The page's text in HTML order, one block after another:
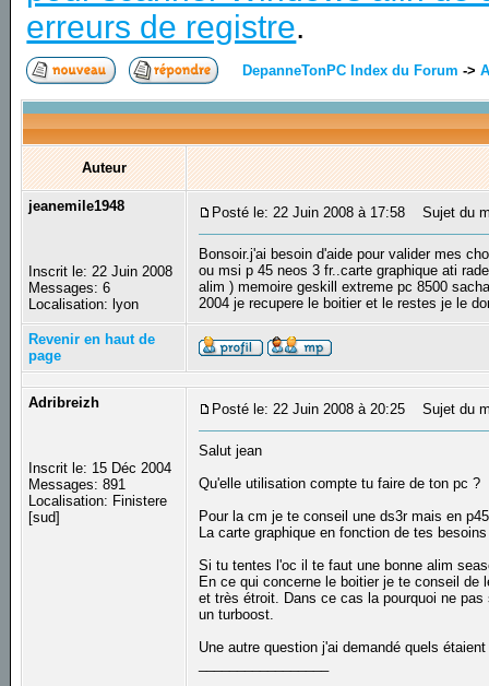
erreurs de registre.
DepanneTonPC Index du Forum ->
Auteur
jeanemile1948
Inscrit le: 22 Juin 2008
Messages: 6
Localisation: lyon
Posté le: 22 Juin 2008 à 17:58 Sujet du
Bonsoir.j'ai besoin d'aide pour valider mes
ou msi p 45 neos 3 fr..carte graphique ati
alim ) memoire geskill extreme pc 8500
2004 je recupere le boitier et le restes je le
Revenir en haut de
page
Adribreizh
Inscrit le: 15 Déc 2004
Messages: 891
Localisation: Finistere
[sud]
Posté le: 22 Juin 2008 à 20:25 Sujet du
Salut jean
Qu'elle utilisation compte tu faire de ton pc ?
Pour la cm je te conseil une ds3r mais en p45
La carte graphique en fonction de tes
Si tu tentes l'oc il te faut une bonne alim
En ce qui concerne le boitier je te conseil
et très étroit. Dans ce cas la pourquoi ne
un turboost.
Une autre question j'ai demandé quels